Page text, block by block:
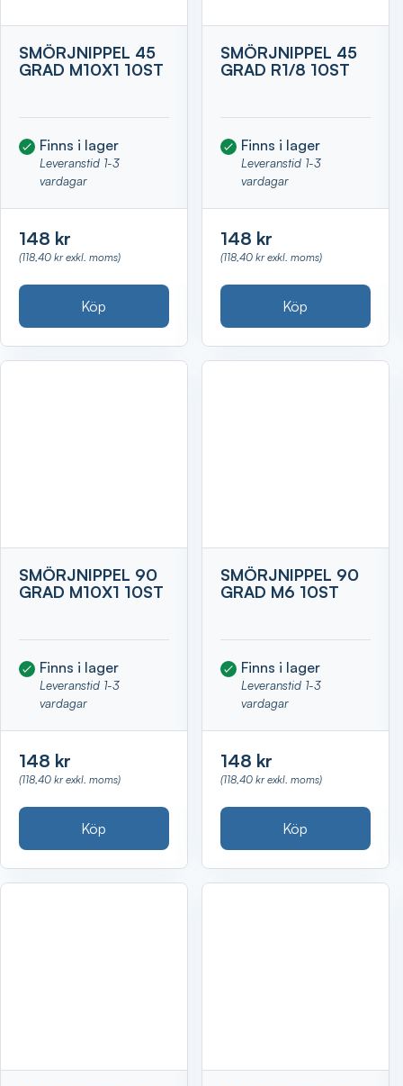
SMÖRJNIPPEL 45
GRAD M10X1 10ST
Finns i lager
Leveranstid 1-3
vardagar
148 kr
(118,40 kr exkl. moms)
Köp
SMÖRJNIPPEL 45
GRAD R1/8 10ST
Finns i lager
Leveranstid 1-3
vardagar
148 kr
(118,40 kr exkl. moms)
Köp
SMÖRJNIPPEL 90
GRAD M10X1 10ST
Finns i lager
Leveranstid 1-3
vardagar
148 kr
(118,40 kr exkl. moms)
Köp
SMÖRJNIPPEL 90
GRAD M6 10ST
Finns i lager
Leveranstid 1-3
vardagar
148 kr
(118,40 kr exkl. moms)
Köp